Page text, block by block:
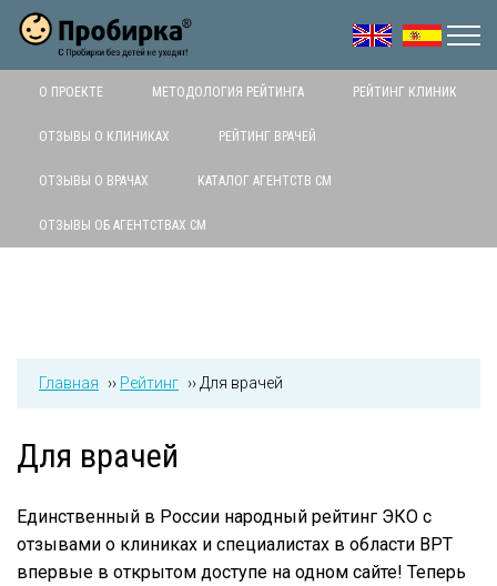
Jump to navigation
О ПРОЕКТЕ МЕТОДОЛОГИЯ РЕЙТИНГА РЕЙТИНГ КЛИНИК
ОТЗЫВЫ О КЛИНИКАХ РЕЙТИНГ ВРАЧЕЙ
ОТЗЫВЫ О ВРАЧАХ КАТАЛОГ АГЕНТСТВ СМ
ОТЗЫВЫ ОБ АГЕНТСТВАХ СМ
Главная ›› Рейтинг ›› Для врачей
Для врачей
Единственный в России народный рейтинг ЭКО с
отзывами о клиниках и специалистах в области ВРТ
впервые в открытом доступе на одном сайте! Теперь